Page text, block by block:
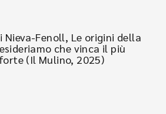
Nieva-Fenoll, Le origini della
che vinca il più
(Il Mulino, 2025)